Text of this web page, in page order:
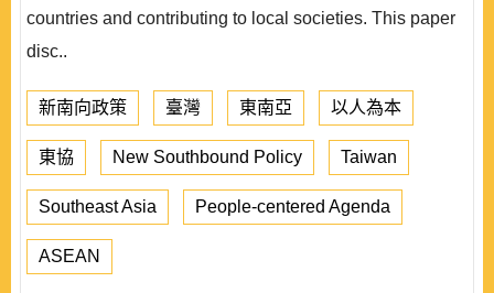
countries and contributing to local societies. This paper
disc..
新南向政策 臺灣 東南亞 以人為本
東協 New Southbound Policy Taiwan
Southeast Asia People-centered Agenda
ASEAN